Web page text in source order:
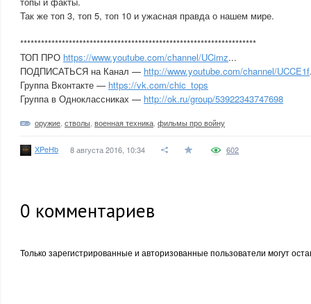
Так же топ 3, топ 5, топ 10 и ужасная правда о нашем мире.
********************************************************************
ТОП ПРО https://www.youtube.com/channel/UCimz...
ПОДПИСАТЬСЯ на Канал — http://www.youtube.com/channel/UCCE1f
Группа Вконтакте — https://vk.com/chic_tops
Группа в Одноклассниках — http://ok.ru/group/53922343747698
оружие стволы военная техника фильмы про войну
XPeHb 8 августа 2016, 10:34 602
0 комментариев
Только зарегистрированные и авторизованные пользователи могут